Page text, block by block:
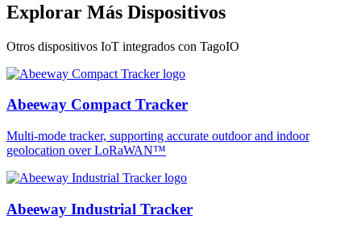
Explorar Más Dispositivos
Otros dispositivos IoT integrados con TagoIO
Abeeway Compact Tracker
Multi-mode tracker, supporting accurate outdoor and indoor
geolocation over LoRaWAN™
Abeeway Industrial Tracker